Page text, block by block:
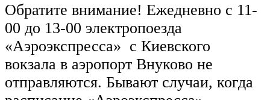
Обратите внимание! Ежедневно с 11-
00 до 13-00 электропоезда
«Аэроэкспресса» с Киевского
вокзала в аэропорт Внуково не
отправляются. Бывают случаи, когда